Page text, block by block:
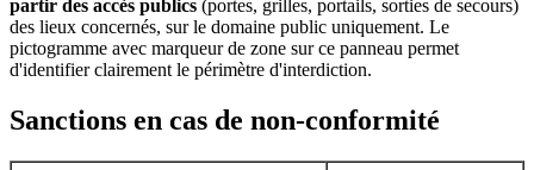
partir des accès publics (portes, grilles, portails, sorties de secours)
des lieux concernés, sur le domaine public uniquement. Le
pictogramme avec marqueur de zone sur ce panneau permet
d'identifier clairement le périmètre d'interdiction.
Sanctions en cas de non-conformité